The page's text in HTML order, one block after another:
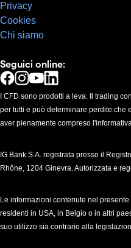
Privacy
Cookies
Chi siamo
Seguici online:
I CFD sono prodotti a leva. Il trading
per tutti e può determinare perdite che
aver pienamente compreso
IG Bank S.A. registrata presso il
Rhône, 1204 Ginevra. Autorizzata e
Le informazioni contenute nel
residenti in USA, in Belgio o in altri
suo utilizzo sia contrario alla